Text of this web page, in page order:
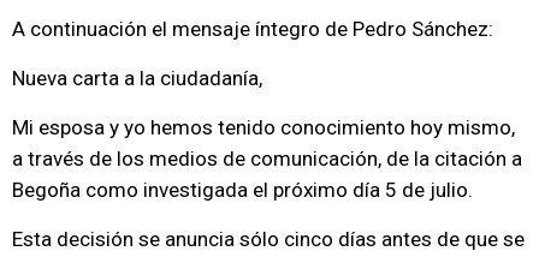
A continuación el mensaje íntegro de Pedro Sánchez:
Nueva carta a la ciudadanía,
Mi esposa y yo hemos tenido conocimiento hoy mismo,
a través de los medios de comunicación, de la citación a
Begoña como investigada el próximo día 5 de julio.
Esta decisión se anuncia sólo cinco días antes de que se